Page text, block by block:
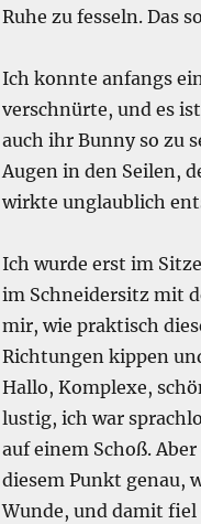
Ruhe zu fesseln. Das
Ich konnte anfangs
verschnürte, und es
auch ihr Bunny so zu
Augen in den Seilen,
wirkte unglaublich
Ich wurde erst im
im Schneidersitz mit
mir, wie praktisch
Richtungen kippen
Hallo, Komplexe,
lustig, ich war
auf einem Schoß.
diesem Punkt genau,
Wunde, und damit